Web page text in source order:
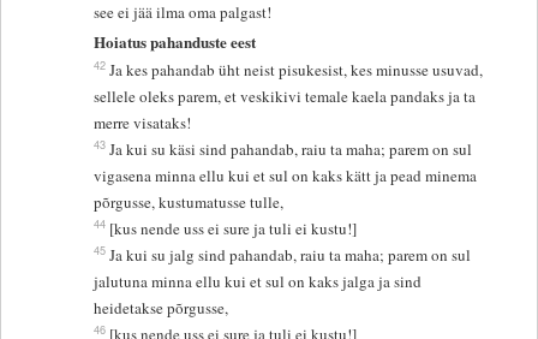
see ei jää ilma oma palgast!
Hoiatus pahanduste eest
42 Ja kes pahandab üht neist pisukesist, kes minusse usuvad,
sellele oleks parem, et veskikivi temale kaela pandaks ja ta
merre visataks!
43 Ja kui su käsi sind pahandab, raiu ta maha; parem on sul
vigasena minna ellu kui et sul on kaks kätt ja pead minema
põrgusse, kustumatusse tulle,
44 [kus nende uss ei sure ja tuli ei kustu!]
45 Ja kui su jalg sind pahandab, raiu ta maha; parem on sul
jalutuna minna ellu kui et sul on kaks jalga ja sind
heidetakse põrgusse,
46 [kus nende uss ei sure ja tuli ei kustu!]